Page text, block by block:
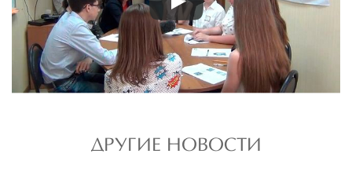
ДРУГИЕ НОВОСТИ